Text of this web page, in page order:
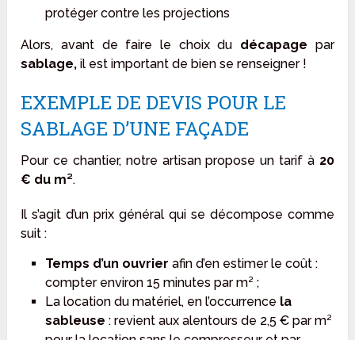
protéger contre les projections
Alors, avant de faire le choix du décapage par
sablage, il est important de bien se renseigner !
EXEMPLE DE DEVIS POUR LE
SABLAGE D’UNE FAÇADE
Pour ce chantier, notre artisan propose un tarif à 20
€ du m².
Il s’agit d’un prix général qui se décompose comme
suit :
Temps d’un ouvrier afin d’en estimer le coût :
compter environ 15 minutes par m² ;
La location du matériel, en l’occurrence la
sableuse : revient aux alentours de 2,5 € par m²